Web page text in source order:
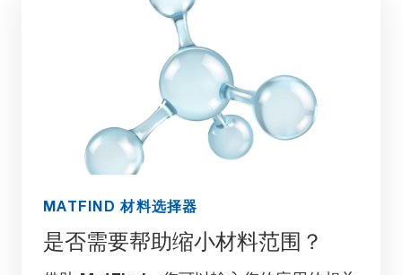
MATFIND 材料选择器
是否需要帮助缩小材料范围？